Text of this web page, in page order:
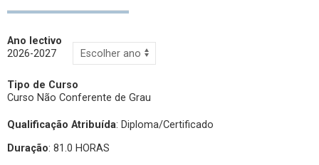
Ano lectivo
2026-2027
Tipo de Curso
Curso Não Conferente de Grau
Qualificação Atribuída: Diploma/Certificado
Duração: 81.0 HORAS